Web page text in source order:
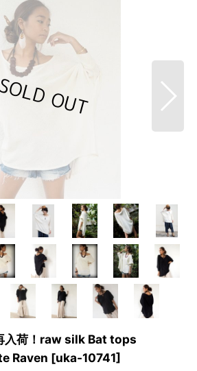
入荷！raw silk Bat tops
Raven [uka-10741]